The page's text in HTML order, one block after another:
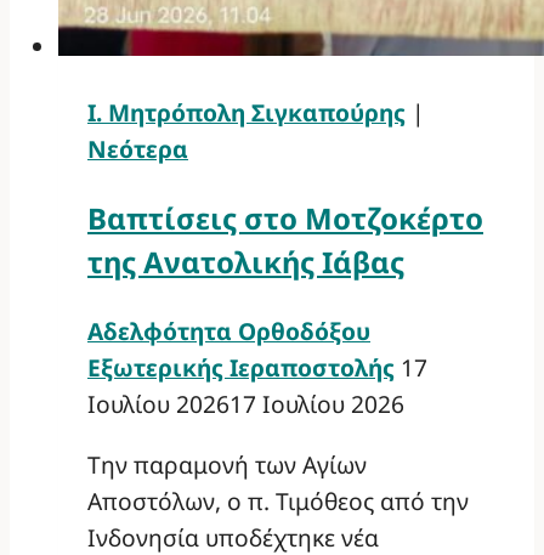
Ι. Μητρόπολη Σιγκαπούρης |
Νεότερα
Βαπτίσεις στο Μοτζοκέρτο
της Ανατολικής Ιάβας
Αδελφότητα Ορθοδόξου
Εξωτερικής Ιεραποστολής 17
Ιουλίου 202617 Ιουλίου 2026
Την παραμονή των Αγίων
Αποστόλων, ο π. Τιμόθεος από την
Ινδονησία υποδέχτηκε νέα